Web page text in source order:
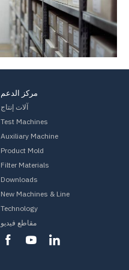
مركز الدعم
آلات إنتاج
Test Machines
Auxiliary Machine
Product Mold
Filter Materials
Downloads
New Machines & Line
Technology
مقاطع فيديو